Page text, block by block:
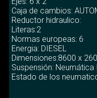
Caja de cambios:
Reductor hidraulico:
Literas:2
Normas europeas: 6
Energia: DIESEL
Dimensiones:8600 x
Suspensión: Neumática
Estado de los